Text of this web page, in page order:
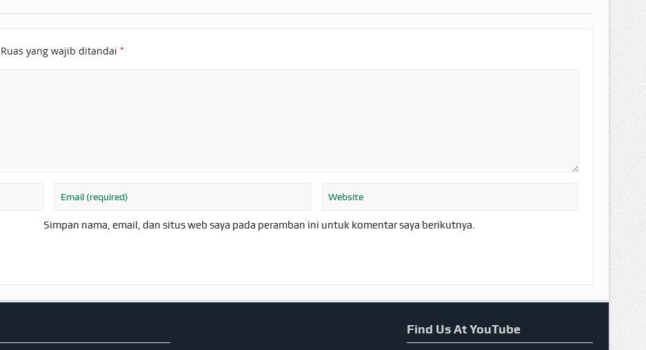
Ruas yang wajib ditandai *
Simpan nama, email, dan situs web saya pada peramban ini untuk komentar saya berikutnya.
Find Us At YouTube